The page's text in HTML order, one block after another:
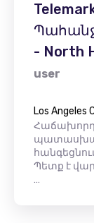
- North
user
Los Angeles
Պետք է
…